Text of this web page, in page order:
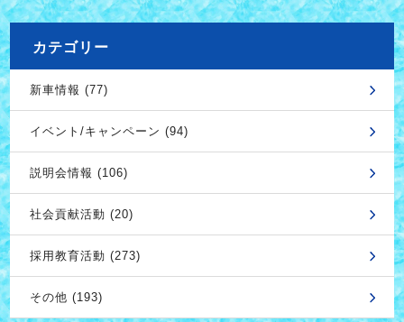
カテゴリー
新車情報 (77)
イベント/キャンペーン (94)
説明会情報 (106)
社会貢献活動 (20)
採用教育活動 (273)
その他 (193)